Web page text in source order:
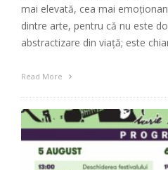
mai elevată, cea mai
dintre arte, pentru că nu este
abstractizare din viață; este
Read More